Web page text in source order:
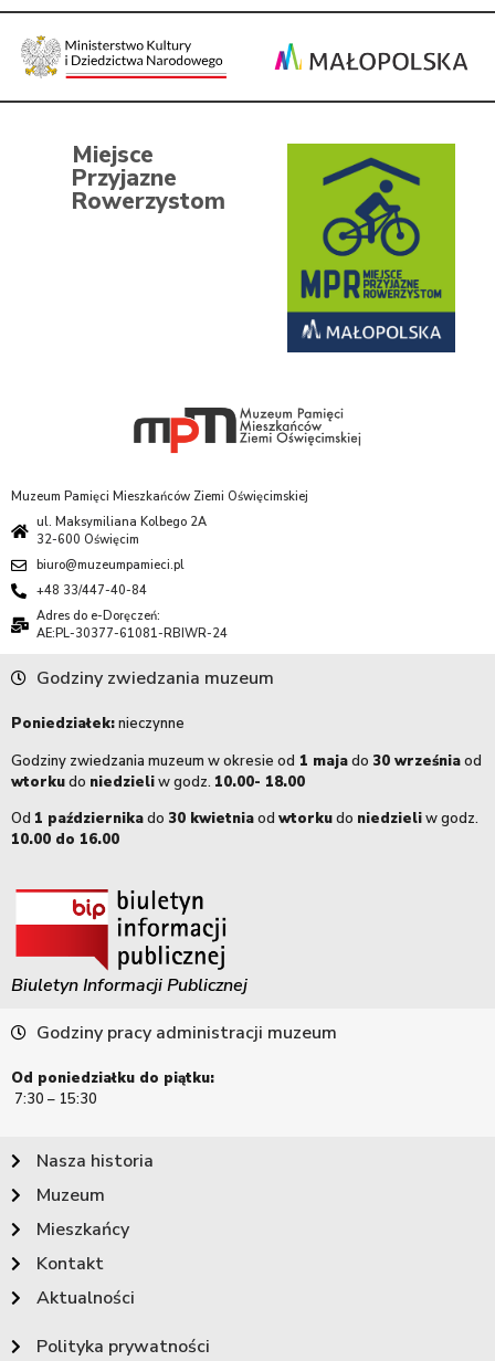
Miejsce
Przyjazne
Rowerzystom
Muzeum Pamięci Mieszkańców Ziemi Oświęcimskiej
ul. Maksymiliana Kolbego 2A
32-600 Oświęcim
biuro@muzeumpamieci.pl
+48 33/447-40-84
Adres do e-Doręczeń:
AE:PL-30377-61081-RBIWR-24
Godziny zwiedzania muzeum
Poniedziałek:nieczynne
Godziny zwiedzania muzeum w okresie od 1 majado 30 wrześniaod
wtorkudo niedzieliw godz. 10.00- 18.00
Od 1 październikado 30 kwietniaod wtorkudo niedzieliw godz.
10.00 do 16.00
Biuletyn Informacji Publicznej
Godziny pracy administracji muzeum
Od poniedziałku do piątku:
7:30 – 15:30
Nasza historia
Muzeum
Mieszkańcy
Kontakt
Aktualności
Polityka prywatności